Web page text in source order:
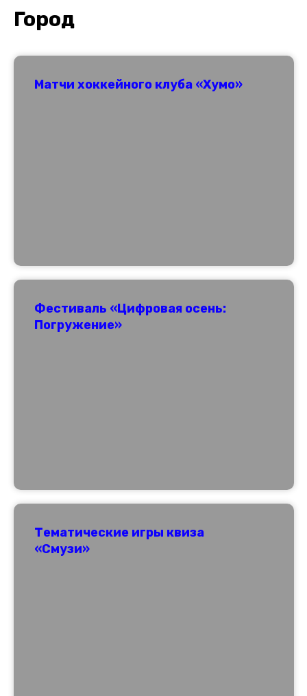
Город
Матчи хоккейного клуба «Хумо»
Фестиваль «Цифровая осень:
Погружение»
Тематические игры квиза
«Смузи»